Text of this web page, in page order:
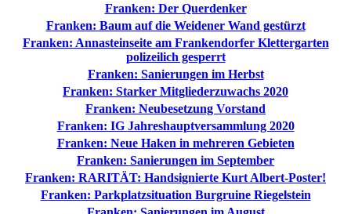
Franken: Der Querdenker
Franken: Baum auf die Weidener Wand gestürzt
Franken: Annasteinseite am Frankendorfer Klettergarten
polizeilich gesperrt
Franken: Sanierungen im Herbst
Franken: Starker Mitgliederzuwachs 2020
Franken: Neubesetzung Vorstand
Franken: IG Jahreshauptversammlung 2020
Franken: Neue Haken in mehreren Gebieten
Franken: Sanierungen im September
Franken: RARITÄT: Handsignierte Kurt Albert-Poster!
Franken: Parkplatzsituation Burgruine Riegelstein